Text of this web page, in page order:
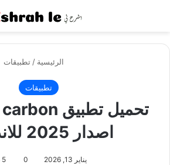
الرئيسية / تطبيقات
تطبيقات
اصدار 2025 للاندرويد
يناير 13, 2026 0 5 دقائق